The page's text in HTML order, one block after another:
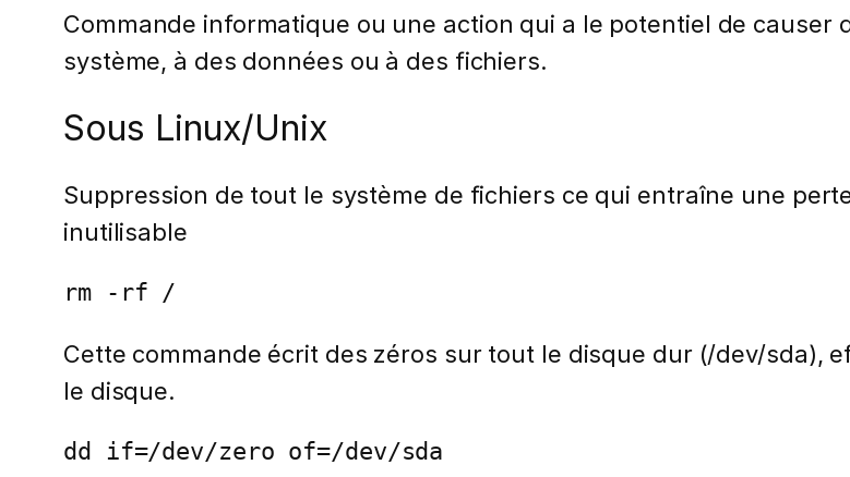
Commande informatique ou une action qui a le potentiel de causer
système, à des données ou à des fichiers.
Sous Linux/Unix
Suppression de tout le système de fichiers ce qui entraîne une
inutilisable
rm -rf /
Cette commande écrit des zéros sur tout le disque dur (/dev/sda),
le disque.